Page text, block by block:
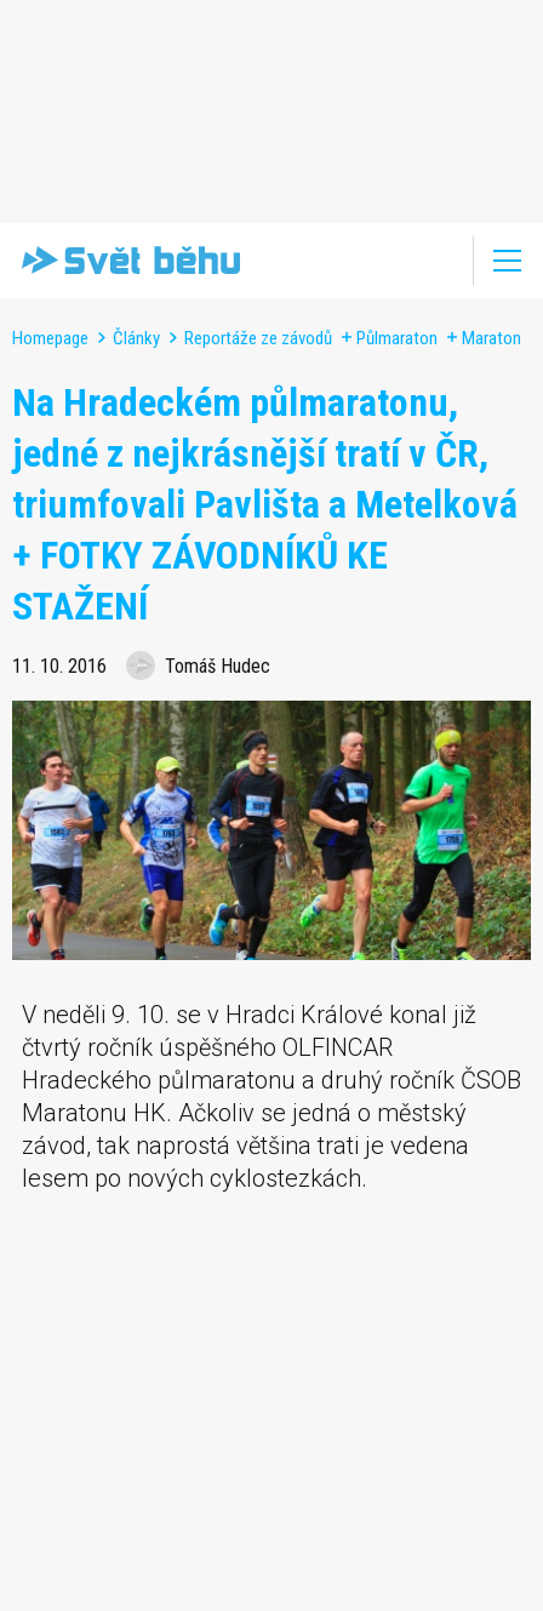
Homepage Články Reportáže ze závodů Půlmaraton Maraton
Na Hradeckém půlmaratonu,
jedné z nejkrásnější tratí v ČR,
triumfovali Pavlišta a Metelková
+ FOTKY ZÁVODNÍKŮ KE
STAŽENÍ
11. 10. 2016 Tomáš Hudec
V neděli 9. 10. se v Hradci Králové konal již
čtvrtý ročník úspěšného OLFINCAR
Hradeckého půlmaratonu a druhý ročník ČSOB
Maratonu HK. Ačkoliv se jedná o městský
závod, tak naprostá většina trati je vedena
lesem po nových cyklostezkách.